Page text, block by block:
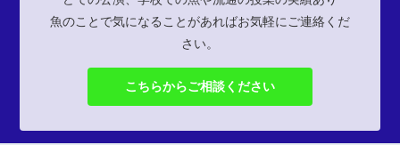
魚のことで気になることがあればお気軽にご連絡くだ
さい。
こちらからご相談ください